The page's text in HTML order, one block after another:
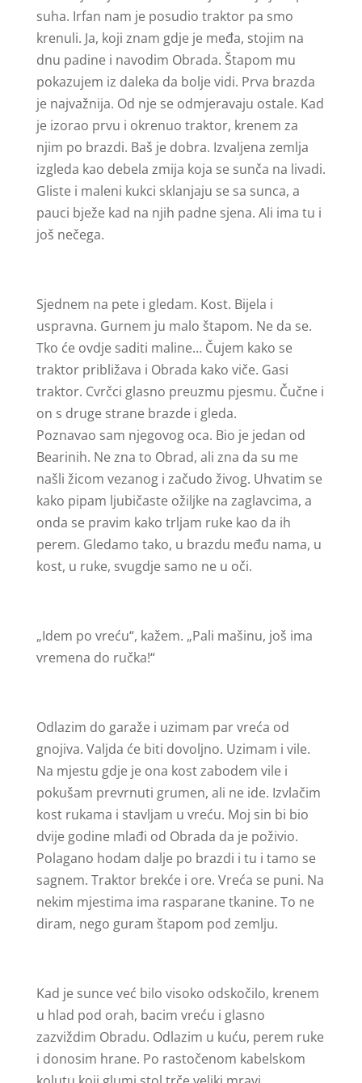
suha. Irfan nam je posudio traktor pa smo
krenuli. Ja, koji znam gdje je međa, stojim na
dnu padine i navodim Obrada. Štapom mu
pokazujem iz daleka da bolje vidi. Prva brazda
je najvažnija. Od nje se odmjeravaju ostale. Kad
je izorao prvu i okrenuo traktor, krenem za
njim po brazdi. Baš je dobra. Izvaljena zemlja
izgleda kao debela zmija koja se sunča na livadi.
Gliste i maleni kukci sklanjaju se sa sunca, a
pauci bježe kad na njih padne sjena. Ali ima tu i
još nečega.
Sjednem na pete i gledam. Kost. Bijela i
uspravna. Gurnem ju malo štapom. Ne da se.
Tko će ovdje saditi maline… Čujem kako se
traktor približava i Obrada kako viče. Gasi
traktor. Cvrčci glasno preuzmu pjesmu. Čučne i
on s druge strane brazde i gleda.
Poznavao sam njegovog oca. Bio je jedan od
Bearinih. Ne zna to Obrad, ali zna da su me
našli žicom vezanog i začudo živog. Uhvatim se
kako pipam ljubičaste ožiljke na zaglavcima, a
onda se pravim kako trljam ruke kao da ih
perem. Gledamo tako, u brazdu među nama, u
kost, u ruke, svugdje samo ne u oči.
„Idem po vreću“, kažem. „Pali mašinu, još ima
vremena do ručka!“
Odlazim do garaže i uzimam par vreća od
gnojiva. Valjda će biti dovoljno. Uzimam i vile.
Na mjestu gdje je ona kost zabodem vile i
pokušam prevrnuti grumen, ali ne ide. Izvlačim
kost rukama i stavljam u vreću. Moj sin bi bio
dvije godine mlađi od Obrada da je poživio.
Polagano hodam dalje po brazdi i tu i tamo se
sagnem. Traktor brekće i ore. Vreća se puni. Na
nekim mjestima ima rasparane tkanine. To ne
diram, nego guram štapom pod zemlju.
Kad je sunce već bilo visoko odskočilo, krenem
u hlad pod orah, bacim vreću i glasno
zazviždim Obradu. Odlazim u kuću, perem ruke
i donosim hrane. Po rastočenom kabelskom